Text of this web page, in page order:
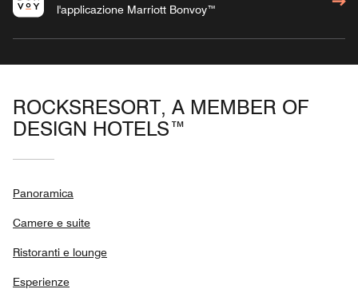
l'applicazione Marriott Bonvoy™
ROCKSRESORT, A MEMBER OF
DESIGN HOTELS™
Panoramica
Camere e suite
Ristoranti e lounge
Esperienze